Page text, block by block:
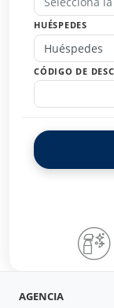
HUÉSPEDES
Huéspedes
CÓDIGO DE
AGENCIA